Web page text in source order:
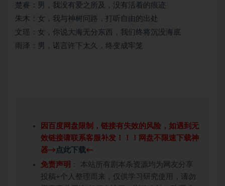
楚睿：男，我没有爱之所及，没有活着的痕迹
朱木：女，我与神树问路，打听自由的出处
文瑶：女，你说大海无分东西，我们终将沉没海底
雨泽：男，诺言许下太久，终变成牢笼
因百度网盘限制，链接有失效的风险，如遇到无
效链接请联系客服补发！！！网盘不限速下载神
器→ 点此下载←
免责声明 ： 本站所有剧本杀资源均为网友分享
投稿+个人整理而来，仅供学习研究使用，请勿